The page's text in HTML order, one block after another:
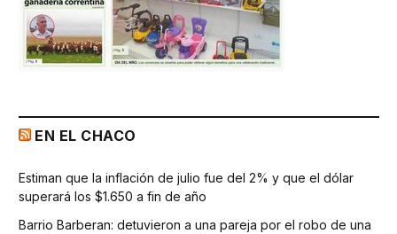
EN EL CHACO
Estiman que la inflación de julio fue del 2% y que el dólar
superará los $1.650 a fin de año
Barrio Barberan: detuvieron a una pareja por el robo de una